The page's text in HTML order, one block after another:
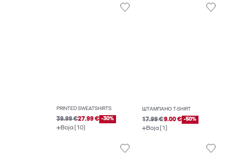
PRINTED SWEATSHIRTS
39.99 €27.99 € -30%
Boja (10)
ШТАМПАНО T-SHIRT
17.99 €9.00 € -50%
Boja (1)